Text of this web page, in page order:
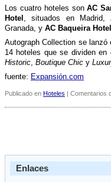
Los cuatro hoteles sonAC
Hotel , situados en Madrid,
Granada, y AC Baqueira
Autograph Collection se
14 hoteles que se dividen
Historic, Boutique Chic y
fuente: Expansión.com
Publicado en Hoteles | Comentarios
Enlaces